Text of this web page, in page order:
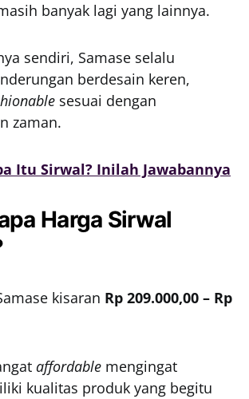
banyak lagi yang lainnya.
sendiri, Samase selalu
berdesain keren,
sesuai dengan
zaman.
Itu Sirwal? Inilah Jawabannya
Harga Sirwal
kisaran Rp 209.000,00 – Rp
affordable mengingat
kualitas produk yang begitu